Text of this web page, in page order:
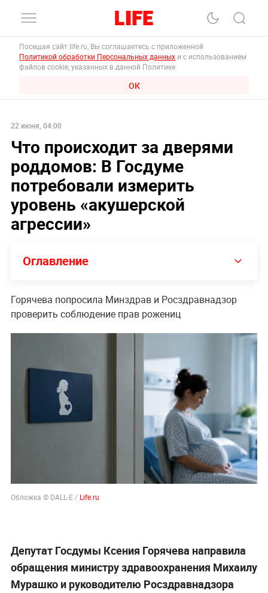
Посещая сайт life.ru, Вы соглашаетесь с приложенной
Политикой обработки Персональных данных и с использованием
файлов cookie, указанных в данной Политике.
ОК
22 июня, 04:00
Что происходит за дверями
роддомов: В Госдуме
потребовали измерить
уровень «акушерской
агрессии»
Оглавление
Горячева попросила Минздрав и Росздравнадзор
проверить соблюдение прав рожениц
Обложка © DALL-E / Life.ru
Депутат Госдумы Ксения Горячева направила
обращения министру здравоохранения Михаилу
Мурашко и руководителю Росздравнадзора